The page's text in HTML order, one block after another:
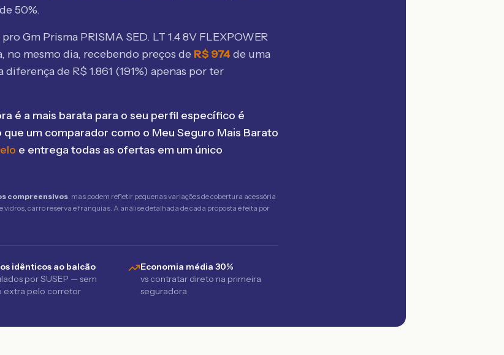
50%.
pro Gm Prisma PRISMA SED. LT 1.4 8V FLEXPOWER
no mesmo dia, recebendo preços de R$ 974 de uma
diferença de R$ 1.861 (191%) apenas por ter
é a mais barata para o seu perfil específico é
um comparador como o Meu Seguro Mais Barato
e entrega todas as ofertas em um único
compreensivos, mas podem refletir pequenas variações de cobertura acessória
carro reserva e franquias. A análise detalhada de cada proposta é feita por
idênticos ao balcão
por SUSEP — sem
extra pelo corretor
Economia média 30%
vs contratar direto na primeira
seguradora